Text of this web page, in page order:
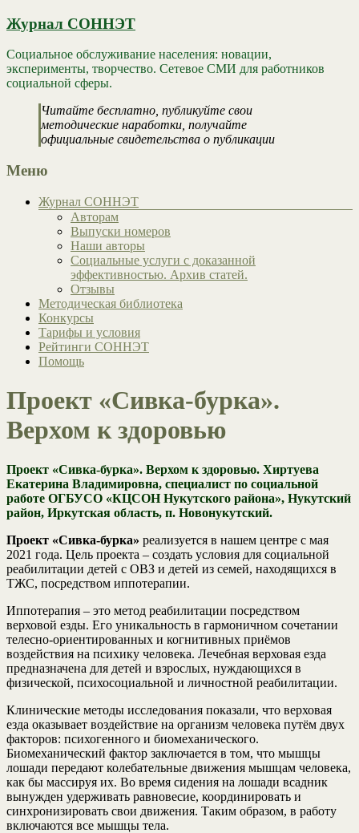
Журнал СОННЭТ
Социальное обслуживание населения: новации,
эксперименты, творчество. Сетевое СМИ для работников
социальной сферы.
Читайте бесплатно, публикуйте свои
методические наработки, получайте
официальные свидетельства о публикации
Меню
Журнал СОННЭТ
Авторам
Выпуски номеров
Наши авторы
Социальные услуги с доказанной
эффективностью. Архив статей.
Отзывы
Методическая библиотека
Конкурсы
Тарифы и условия
Рейтинги СОННЭТ
Помощь
Проект «Сивка-бурка».
Верхом к здоровью
Проект «Сивка-бурка». Верхом к здоровью. Хиртуева
Екатерина Владимировна, специалист по социальной
работе ОГБУСО «КЦСОН Нукутского района», Нукутский
район, Иркутская область, п. Новонукутский.
Проект «Сивка-бурка» реализуется в нашем центре с мая
2021 года. Цель проекта – создать условия для социальной
реабилитации детей с ОВЗ и детей из семей, находящихся в
ТЖС, посредством иппотерапии.
Иппотерапия – это метод реабилитации посредством
верховой езды. Его уникальность в гармоничном сочетании
телесно-ориентированных и когнитивных приёмов
воздействия на психику человека. Лечебная верховая езда
предназначена для детей и взрослых, нуждающихся в
физической, психосоциальной и личностной реабилитации.
Клинические методы исследования показали, что верховая
езда оказывает воздействие на организм человека путём двух
факторов: психогенного и биомеханического.
Биомеханический фактор заключается в том, что мышцы
лошади передают колебательные движения мышцам человека,
как бы массируя их. Во время сидения на лошади всадник
вынужден удерживать равновесие, координировать и
синхронизировать свои движения. Таким образом, в работу
включаются все мышцы тела.